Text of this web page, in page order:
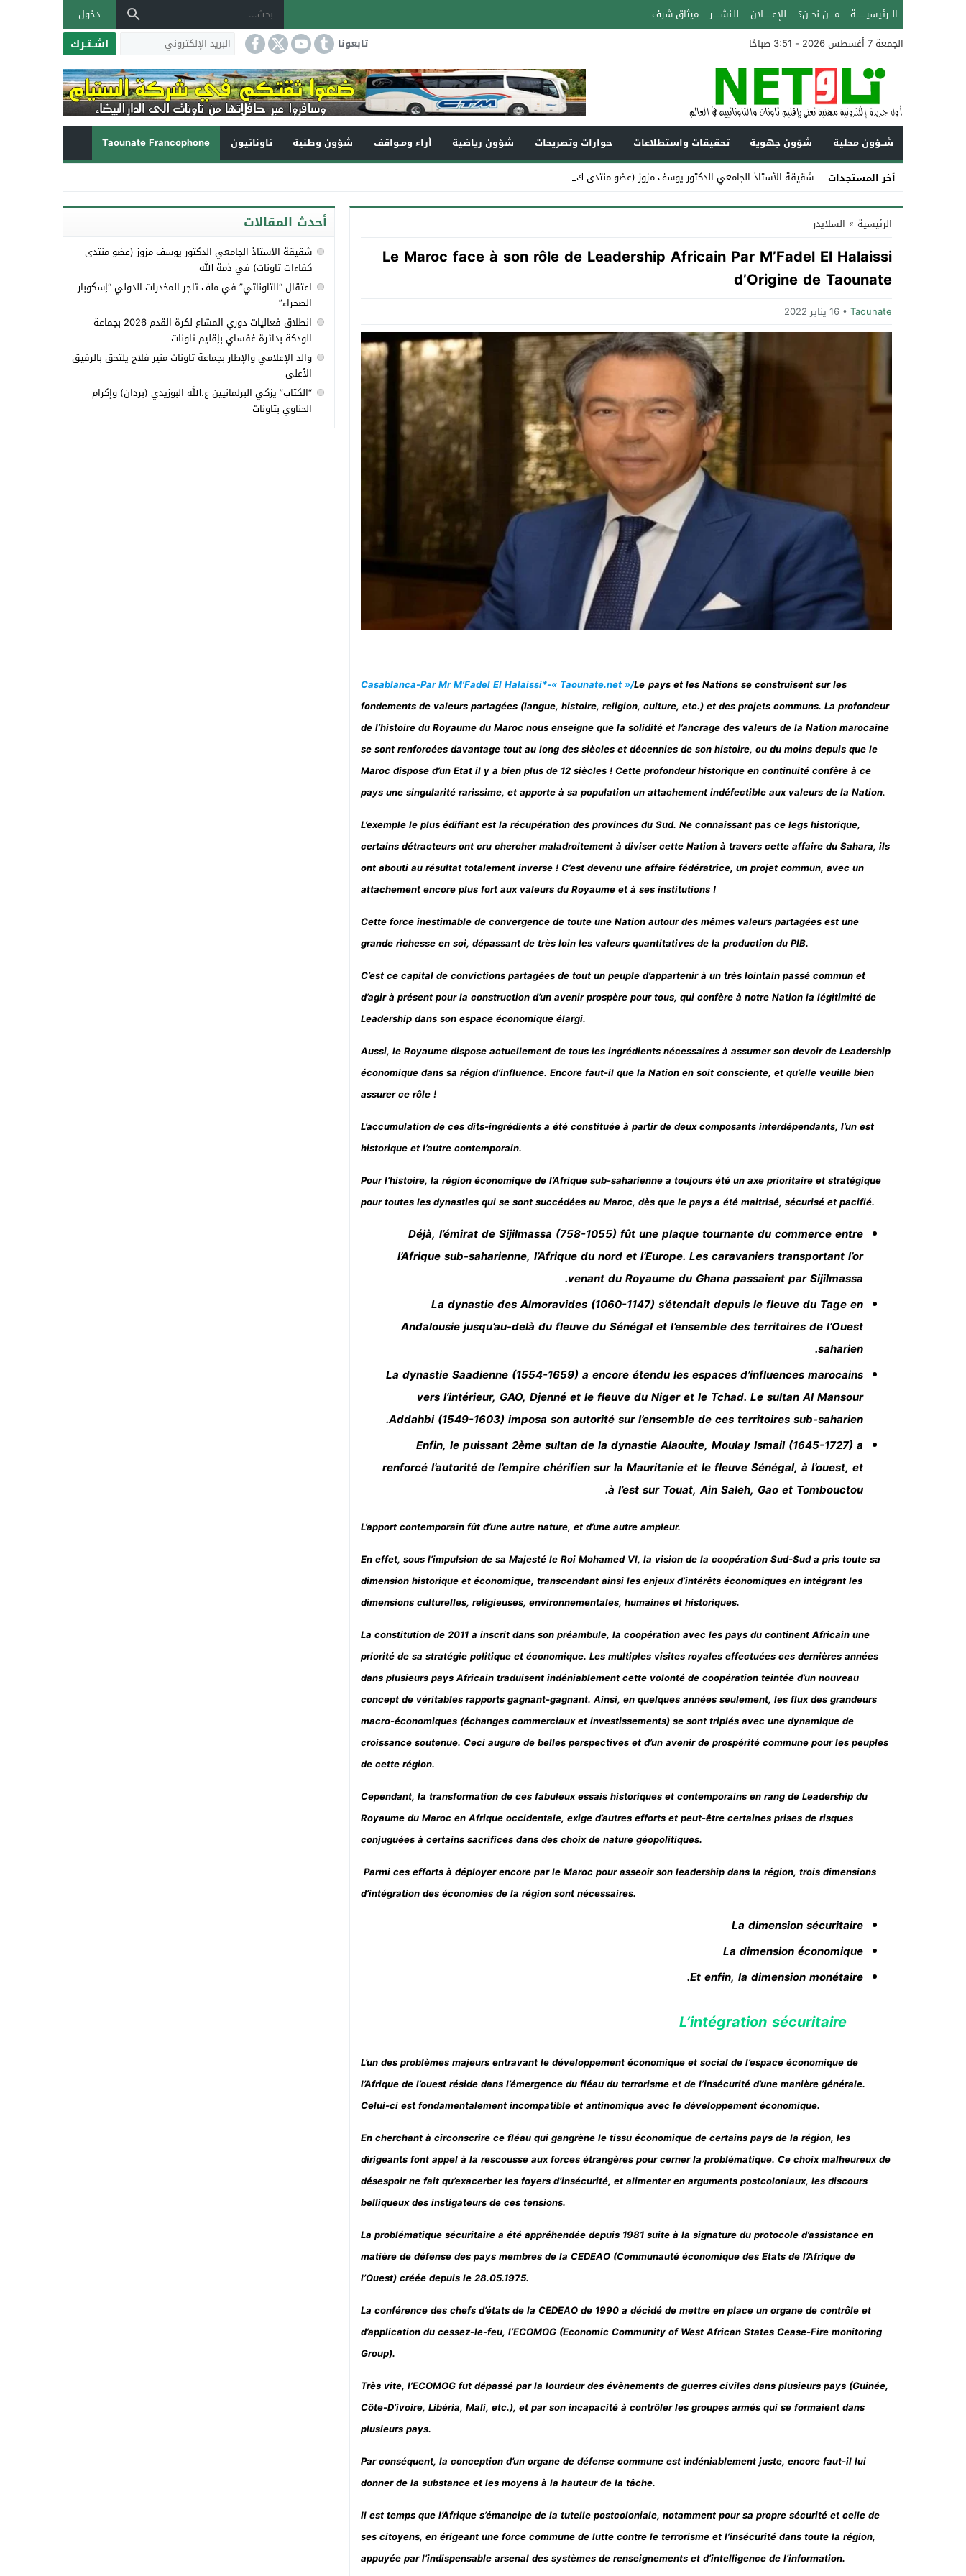
الــرئيسيـــــــة مــــن نحــن؟ للإعــــــلان للـنشـــــر ميثاق شرف
دخول
الجمعة 7 أغسطس 2026 - 3:51 صباحًا
تابعونا اشـتـرك
شــؤون محلية شؤون جهوية تحقيقات واستطلاعات حوارات وتصريحات شؤون رياضية أراء ومـواقف شؤون وطنية تاوناتيون
Taounate Francophone
أخر المستجدات
شقيقة الأستاذ الجامعي الدكتور يوسف مزوز (عضو منتدى كفاءات تاونات) _
Stop
Previous
Next
الرئيسية » السلايدر
Le Maroc face à son rôle de Leadership Africain Par M’Fadel El Halaissi
d’Origine de Taounate
Taounate 16 يناير 2022
Casablanca-Par Mr M’Fadel El Halaissi*-« Taounate.net »/Le pays et les Nations se construisent sur les
fondements de valeurs partagées (langue, histoire, religion, culture, etc.) et des projets communs. La profondeur
de l’histoire du Royaume du Maroc nous enseigne que la solidité et l’ancrage des valeurs de la Nation marocaine
se sont renforcées davantage tout au long des siècles et décennies de son histoire, ou du moins depuis que le
Maroc dispose d’un Etat il y a bien plus de 12 siècles ! Cette profondeur historique en continuité confère à ce
pays une singularité rarissime, et apporte à sa population un attachement indéfectible aux valeurs de la Nation.
L’exemple le plus édifiant est la récupération des provinces du Sud. Ne connaissant pas ce legs historique,
certains détracteurs ont cru chercher maladroitement à diviser cette Nation à travers cette affaire du Sahara, ils
ont abouti au résultat totalement inverse ! C’est devenu une affaire fédératrice, un projet commun, avec un
attachement encore plus fort aux valeurs du Royaume et à ses institutions !
Cette force inestimable de convergence de toute une Nation autour des mêmes valeurs partagées est une
grande richesse en soi, dépassant de très loin les valeurs quantitatives de la production du PIB.
C’est ce capital de convictions partagées de tout un peuple d’appartenir à un très lointain passé commun et
d’agir à présent pour la construction d’un avenir prospère pour tous, qui confère à notre Nation la légitimité de
Leadership dans son espace économique élargi.
Aussi, le Royaume dispose actuellement de tous les ingrédients nécessaires à assumer son devoir de Leadership
économique dans sa région d’influence. Encore faut-il que la Nation en soit consciente, et qu’elle veuille bien
assurer ce rôle !
L’accumulation de ces dits-ingrédients a été constituée à partir de deux composants interdépendants, l’un est
historique et l’autre contemporain.
Pour l’histoire, la région économique de l’Afrique sub-saharienne a toujours été un axe prioritaire et stratégique
pour toutes les dynasties qui se sont succédées au Maroc, dès que le pays a été maitrisé, sécurisé et pacifié.
Déjà, l’émirat de Sijilmassa (758-1055) fût une plaque tournante du commerce entre
l’Afrique sub-saharienne, l’Afrique du nord et l’Europe. Les caravaniers transportant l’or
venant du Royaume du Ghana passaient par Sijilmassa.
La dynastie des Almoravides (1060-1147) s’étendait depuis le fleuve du Tage en
Andalousie jusqu’au-delà du fleuve du Sénégal et l’ensemble des territoires de l’Ouest
saharien.
La dynastie Saadienne (1554-1659) a encore étendu les espaces d’influences marocains
vers l’intérieur, GAO, Djenné et le fleuve du Niger et le Tchad. Le sultan Al Mansour
Addahbi (1549-1603) imposa son autorité sur l’ensemble de ces territoires sub-saharien.
Enfin, le puissant 2ème sultan de la dynastie Alaouite, Moulay Ismail (1645-1727) a
renforcé l’autorité de l’empire chérifien sur la Mauritanie et le fleuve Sénégal, à l’ouest, et
à l’est sur Touat, Ain Saleh, Gao et Tombouctou.
L’apport contemporain fût d’une autre nature, et d’une autre ampleur.
En effet, sous l’impulsion de sa Majesté le Roi Mohamed VI, la vision de la coopération Sud-Sud a pris toute sa
dimension historique et économique, transcendant ainsi les enjeux d’intérêts économiques en intégrant les
dimensions culturelles, religieuses, environnementales, humaines et historiques.
La constitution de 2011 a inscrit dans son préambule, la coopération avec les pays du continent Africain une
priorité de sa stratégie politique et économique. Les multiples visites royales effectuées ces dernières années
dans plusieurs pays Africain traduisent indéniablement cette volonté de coopération teintée d’un nouveau
concept de véritables rapports gagnant-gagnant. Ainsi, en quelques années seulement, les flux des grandeurs
macro-économiques (échanges commerciaux et investissements) se sont triplés avec une dynamique de
croissance soutenue. Ceci augure de belles perspectives et d’un avenir de prospérité commune pour les peuples
de cette région.
Cependant, la transformation de ces fabuleux essais historiques et contemporains en rang de Leadership du
Royaume du Maroc en Afrique occidentale, exige d’autres efforts et peut-être certaines prises de risques
conjuguées à certains sacrifices dans des choix de nature géopolitiques.
Parmi ces efforts à déployer encore par le Maroc pour asseoir son leadership dans la région, trois dimensions
d’intégration des économies de la région sont nécessaires.
La dimension sécuritaire
La dimension économique
Et enfin, la dimension monétaire.
L’intégration sécuritaire
L’un des problèmes majeurs entravant le développement économique et social de l’espace économique de
l’Afrique de l’ouest réside dans l’émergence du fléau du terrorisme et de l’insécurité d’une manière générale.
Celui-ci est fondamentalement incompatible et antinomique avec le développement économique.
En cherchant à circonscrire ce fléau qui gangrène le tissu économique de certains pays de la région, les
dirigeants font appel à la rescousse aux forces étrangères pour cerner la problématique. Ce choix malheureux de
désespoir ne fait qu’exacerber les foyers d’insécurité, et alimenter en arguments postcoloniaux, les discours
belliqueux des instigateurs de ces tensions.
La problématique sécuritaire a été appréhendée depuis 1981 suite à la signature du protocole d’assistance en
matière de défense des pays membres de la CEDEAO (Communauté économique des Etats de l’Afrique de
l’Ouest) créée depuis le 28.05.1975.
La conférence des chefs d’états de la CEDEAO de 1990 a décidé de mettre en place un organe de contrôle et
d’application du cessez-le-feu, l’ECOMOG (Economic Community of West African States Cease-Fire monitoring
Group).
Très vite, l’ECOMOG fut dépassé par la lourdeur des évènements de guerres civiles dans plusieurs pays (Guinée,
Côte-D’ivoire, Libéria, Mali, etc.), et par son incapacité à contrôler les groupes armés qui se formaient dans
plusieurs pays.
Par conséquent, la conception d’un organe de défense commune est indéniablement juste, encore faut-il lui
donner de la substance et les moyens à la hauteur de la tâche.
Il est temps que l’Afrique s’émancipe de la tutelle postcoloniale, notamment pour sa propre sécurité et celle de
ses citoyens, en érigeant une force commune de lutte contre le terrorisme et l’insécurité dans toute la région,
appuyée par l’indispensable arsenal des systèmes de renseignements et d’intelligence de l’information.
أحدث المقالات
شقيقة الأستاذ الجامعي الدكتور يوسف مزوز (عضو منتدى
كفاءات تاونات) في ذمة الله
اعتقال “التاوناتي” في ملف تاجر المخدرات الدولي “إسكوبار
الصحراء”
انطلاق فعاليات دوري المشاع لكرة القدم 2026 بجماعة
الودكة بدائرة غفساي بإقليم تاونات
والد الإعلامي والإطار بجماعة تاونات منير فلاح يلتحق بالرفيق
الأعلى
“الكتاب” يزكي البرلمانيين ع.الله البوزيدي (بردان) وإكرام
الحناوي بتاونات